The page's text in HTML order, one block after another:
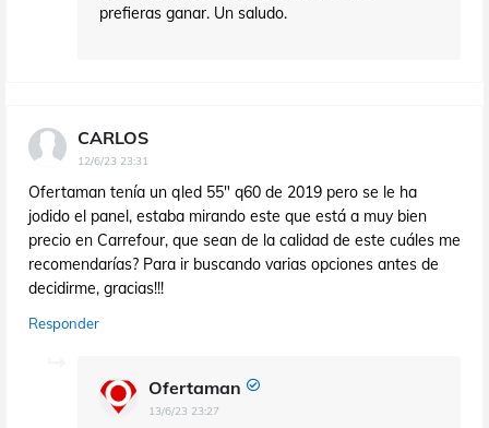
prefieras ganar. Un saludo.
CARLOS
12/6/23 23:31
Ofertaman tenía un qled 55" q60 de 2019 pero se le ha
jodido el panel, estaba mirando este que está a muy bien
precio en Carrefour, que sean de la calidad de este cuáles me
recomendarías? Para ir buscando varias opciones antes de
decidirme, gracias!!!
Responder
Ofertaman
13/6/23 23:27